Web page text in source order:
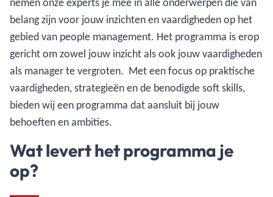
belang zijn voor jouw inzichten en vaardigheden op het
gebied van people management. Het programma is erop
gericht om zowel jouw inzicht als ook jouw vaardigheden
als manager te vergroten. Met een focus op praktische
vaardigheden, strategieën en de benodigde soft skills,
bieden wij een programma dat aansluit bij jouw
behoeften en ambities.
Wat levert het programma je
op?